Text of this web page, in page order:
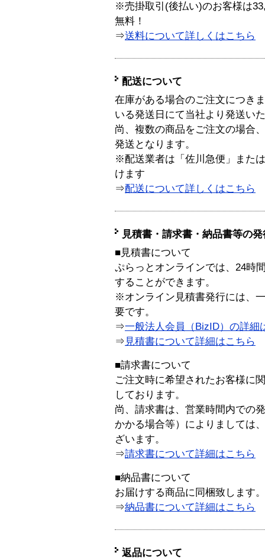
※売掛取引(後払い)のお客様は
無料！
⇒送料について詳しくはこちら
配送について
在庫がある場合のご注文につき
いる発送日にて当社より発送い
尚、複数の商品をご注文の場合
発送となります。
※配送業者は「佐川急便」また
けます
⇒配送について詳しくはこちら
見積書・請求書・納品書等の
■見積書について
ぷらっとオンラインでは、24時
することができます。
※オンライン見積書発行には、
要です。
⇒一般法人会員（BizID）の詳細
⇒ 見積書について詳細はこちら
■請求書について
ご注文時に希望されたお客様に
しております。
尚、請求書は、営業時間内での
かかる場合等）によりましては
ざいます。
⇒請求書について詳細はこちら
■納品書について
お届けする商品に同梱致します。
⇒納品書について詳細はこちら
返品について